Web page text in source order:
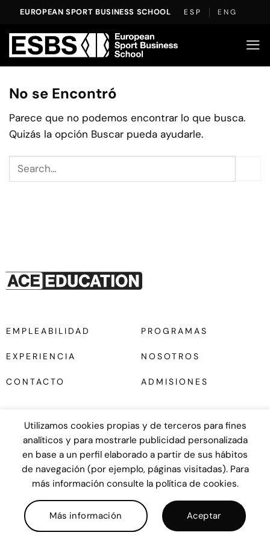
Saltar
contenido
EUROPEAN SPORT BUSINESS SCHOOL ESP ENG
No se Encontró
Parece que no podemos encontrar lo que busca.
Quizás la opción Buscar pueda ayudarle.
PROGRAMAS
NOSOTROS
ADMISIONES
EMPLEABILIDAD
EXPERIENCIA
CONTACTO
Diseño web UNANIME
COPYRIGHT © 2026Política de Privacidad |Cookies
Aviso legal|Términos y Condiciones|Buzón Ético
Utilizamos cookies propias y de terceros para fines
analíticos y para mostrarle publicidad personalizada
en base a un perfil elaborado a partir de sus hábitos
de navegación (por ejemplo, páginas visitadas). Para
más información consulte la política de cookies.
Más información Aceptar